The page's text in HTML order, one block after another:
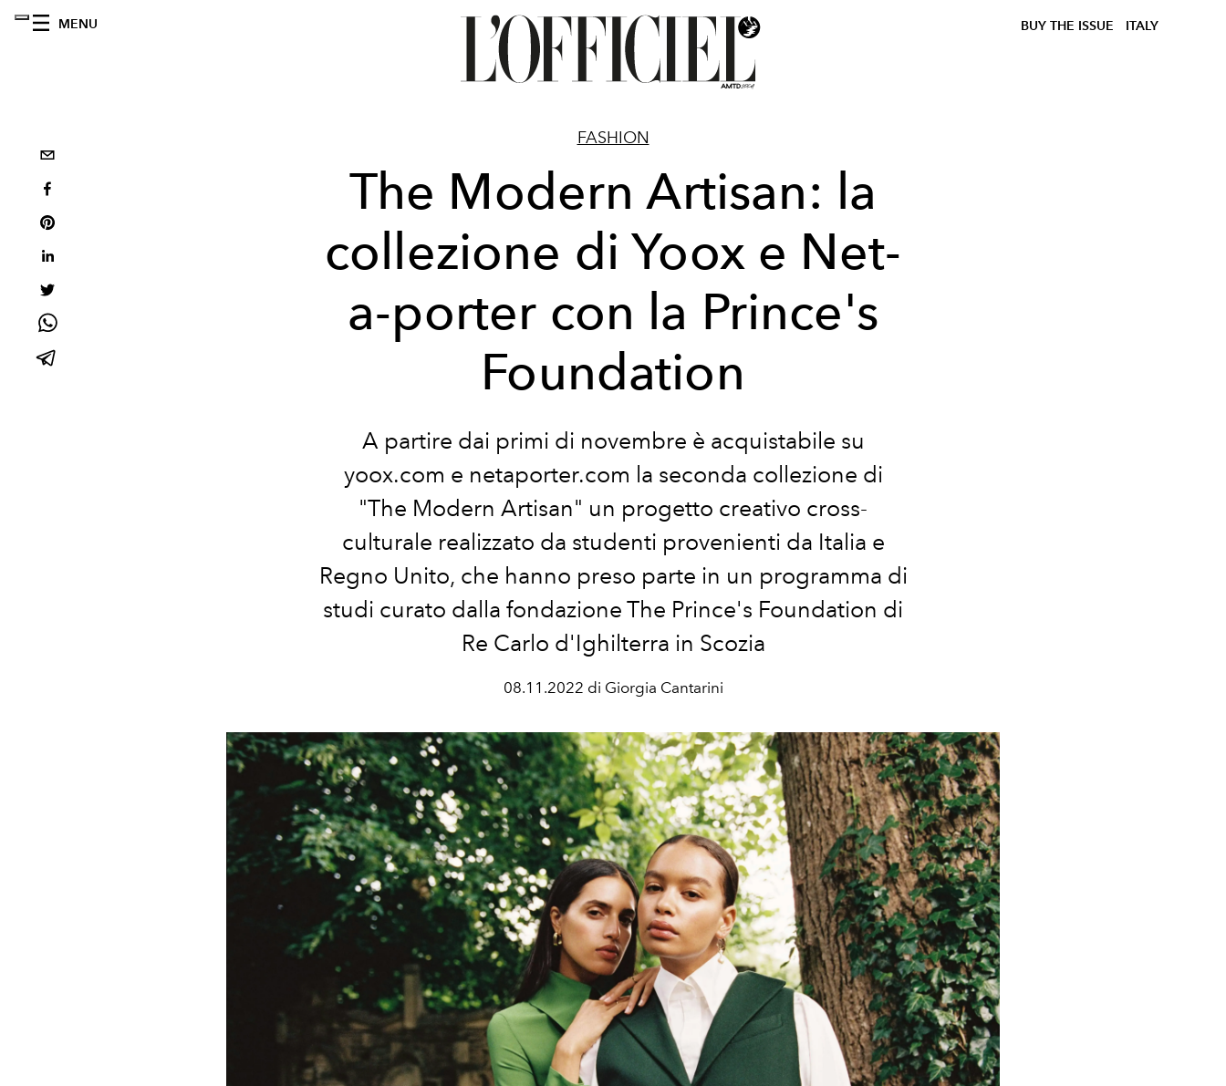
MENU BUY THE ISSUE ITALY
FASHION
The Modern Artisan: la
collezione di Yoox e Net-
a-porter con la Prince's
Foundation
A partire dai primi di novembre è acquistabile su
yoox.com e netaporter.com la seconda collezione di
"The Modern Artisan" un progetto creativo cross-
culturale realizzato da studenti provenienti da Italia e
Regno Unito, che hanno preso parte in un programma di
studi curato dalla fondazione The Prince's Foundation di
Re Carlo d'Ighilterra in Scozia
08.11.2022 di Giorgia Cantarini